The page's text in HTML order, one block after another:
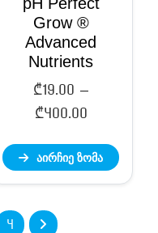
Grow ®
Advanced
Nutrients
₾19.00 –
₾400.00Price
₾19.00
through
აირჩიე ზომა
4